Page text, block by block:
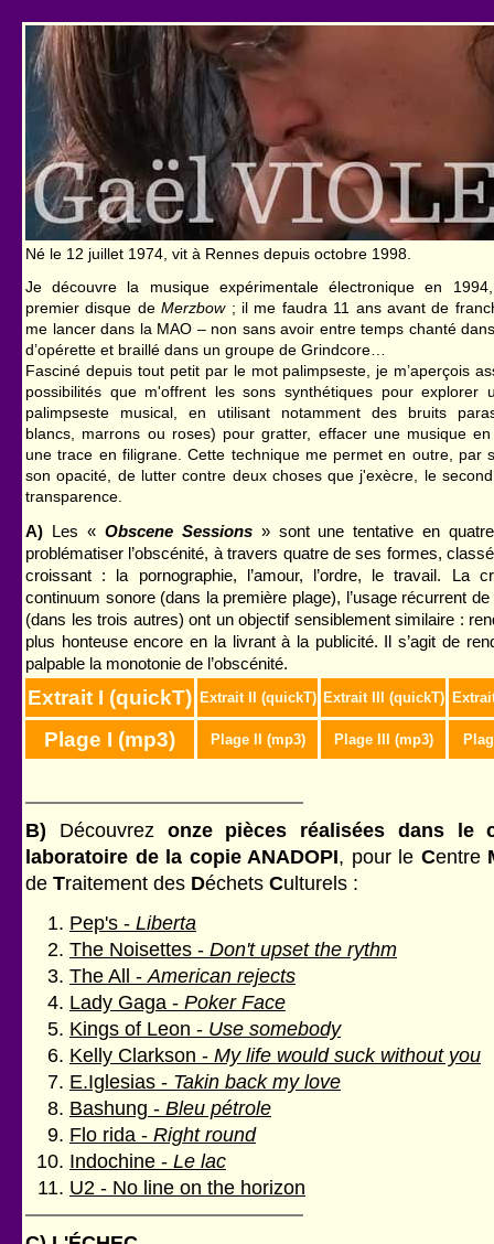
Né le 12 juillet 1974, vit à Rennes depuis octobre 1998.
Je découvre la musique expérimentale électronique en
premier disque deMerzbow ; il me faudra 11 ans avant de
me lancer dans la MAO – non sans avoir entre temps chanté
d’opérette et braillé dans un groupe de Grindcore…
Fasciné depuis tout petit par le mot palimpseste, je m’aperçois
possibilités que m'offrent les sons synthétiques pour explorer
palimpseste musical, en utilisant notamment des bruits
blancs, marrons ou roses) pour gratter, effacer une musique
une trace en filigrane. Cette technique me permet en outre, par
son opacité, de lutter contre deux choses que j'exècre, le
transparence.
A) Les « Obscene Sessions» sont une tentative en
problématiser l’obscénité, à travers quatre de ses formes,
croissant : la pornographie, l’amour, l’ordre, le travail. La
continuum sonore (dans la première plage), l’usage récurrent de
(dans les trois autres) ont un objectif sensiblement similaire :
plus honteuse encore en la livrant à la publicité. Il s’agit de
palpable la monotonie de l’obscénité.
Extrait I (quickT) Extrait II (quickT) Extrait III (quickT)
Plage I (mp3) Plage II (mp3) Plage III (mp3)
B) Découvrez onze pièces réalisées dans le
laboratoire de la copie ANADOPI, pour le Centre
de Traitement des Déchets Culturels :
Pep's - Liberta
The Noisettes - Don't upset the rythm
The All -American rejects
Lady Gaga - Poker Face
Kings of Leon - Use somebody
Kelly Clarkson - My life would suck without you
E.Iglesias - Takin back my love
Bashung - Bleu pétrole
Flo rida - Right round
Indochine - Le lac
U2 - No line on the horizon